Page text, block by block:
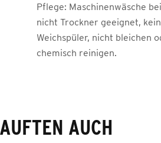
Pflege: Maschinenwäsche
nicht Trockner geeignet, kein
Weichspüler, nicht bleichen
chemisch reinigen.
AUCH